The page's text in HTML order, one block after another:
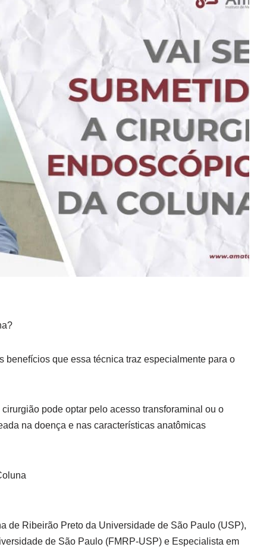
benefícios que essa técnica traz especialmente para o
pode optar pelo acesso transforaminal ou o
na doença e nas características anatômicas
de Ribeirão Preto da Universidade de São Paulo (USP),
de São Paulo (FMRP-USP) e Especialista em